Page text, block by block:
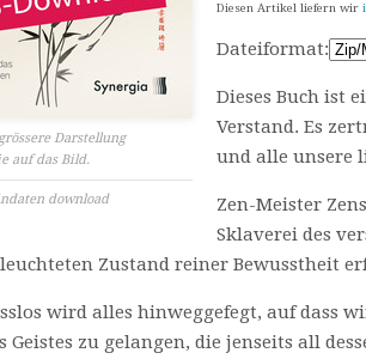
Darstellung
auf das Bild.
download
Diesen Artikel liefern wir
Dateiformat:
Dieses Buch ist
Verstand. Es
und alle unsere
Zen-Meister
Sklaverei des
Zustand reiner Bewusstheit
wird alles hinweggefegt, auf dass
Geistes zu gelangen, die jenseits all